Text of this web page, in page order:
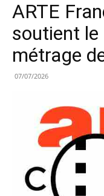
ARTE
soutient le
métrage
07/07/2026